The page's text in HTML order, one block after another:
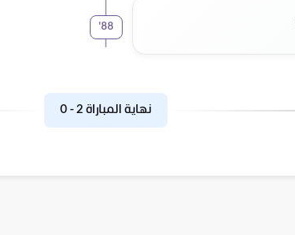
88
'
نهاية المباراة 2
-
0